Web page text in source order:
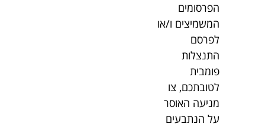
הפרסומים
המשמיצים ו/או
לפרסם
התנצלות
פומבית
לטובתכם, צו
מניעה האוסר
על הנתבעים